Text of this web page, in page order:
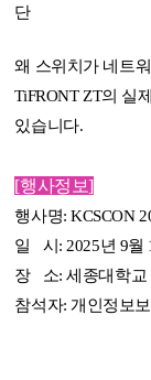
단
왜 스위치가 네트
TiFRONT ZT의 실
있습니다.
[행사정보]
행사명: KCSCON
일
시 : 2025년 9월
장
소:세종대학교
참석자: 개인정보